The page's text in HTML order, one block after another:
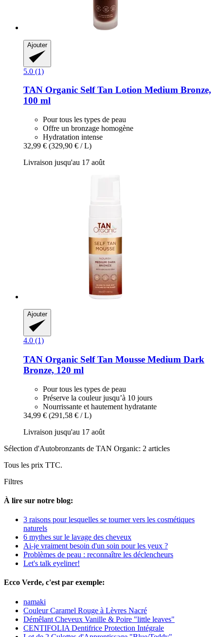
Ajouter
5.0 (1)
TAN Organic Self Tan Lotion Medium Bronze,
100 ml
Pour tous les types de peau
Offre un bronzage homogène
Hydratation intense
32,99 € (329,90 € / L)
Livraison jusqu'au 17 août
Ajouter
4.0 (1)
TAN Organic Self Tan Mousse Medium Dark
Bronze, 120 ml
Pour tous les types de peau
Préserve la couleur jusqu’à 10 jours
Nourrissante et hautement hydratante
34,99 € (291,58 € / L)
Livraison jusqu'au 17 août
Sélection d'Autobronzants de TAN Organic: 2 articles
Tous les prix TTC.
Filtres
À lire sur notre blog:
3 raisons pour lesquelles se tourner vers les cosmétiques
naturels
6 mythes sur le lavage des cheveux
Ai-je vraiment besoin d'un soin pour les yeux ?
Problèmes de peau : reconnaître les déclencheurs
Let's talk eyeliner!
Ecco Verde, c'est par exemple:
namaki
Couleur Caramel Rouge à Lèvres Nacré
Démêlant Cheveux Vanille & Poire "little leaves"
CENTIFOLIA Dentifrice Protection Intégrale